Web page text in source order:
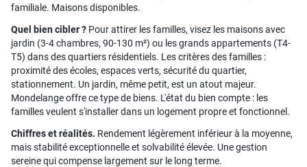
familiale. Maisons disponibles.
Quel bien cibler ? Pour attirer les familles, visez les maisons avec
jardin (3-4 chambres, 90-130 m²) ou les grands appartements (T4-
T5) dans des quartiers résidentiels. Les critères des familles :
proximité des écoles, espaces verts, sécurité du quartier,
stationnement. Un jardin, même petit, est un atout majeur.
Mondelange offre ce type de biens. L'état du bien compte : les
familles veulent s'installer dans un logement propre et fonctionnel.
Chiffres et réalités. Rendement légèrement inférieur à la moyenne,
mais stabilité exceptionnelle et solvabilité élevée. Une gestion
sereine qui compense largement sur le long terme.